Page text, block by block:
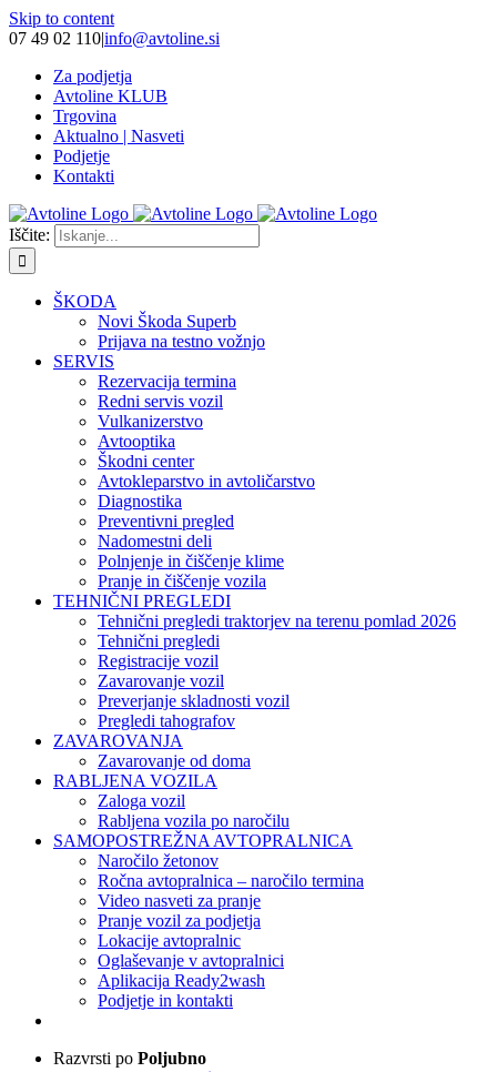
Skip to content
07 49 02 110|info@avtoline.si
Za podjetja
Avtoline KLUB
Trgovina
Aktualno | Nasveti
Podjetje
Kontakti
Iščite:
ŠKODA
Novi Škoda Superb
Prijava na testno vožnjo
SERVIS
Rezervacija termina
Redni servis vozil
Vulkanizerstvo
Avtooptika
Škodni center
Avtokleparstvo in avtoličarstvo
Diagnostika
Preventivni pregled
Nadomestni deli
Polnjenje in čiščenje klime
Pranje in čiščenje vozila
TEHNIČNI PREGLEDI
Tehnični pregledi traktorjev na terenu pomlad 2026
Tehnični pregledi
Registracije vozil
Zavarovanje vozil
Preverjanje skladnosti vozil
Pregledi tahografov
ZAVAROVANJA
Zavarovanje od doma
RABLJENA VOZILA
Zaloga vozil
Rabljena vozila po naročilu
SAMOPOSTREŽNA AVTOPRALNICA
Naročilo žetonov
Ročna avtopralnica – naročilo termina
Video nasveti za pranje
Pranje vozil za podjetja
Lokacije avtopralnic
Oglaševanje v avtopralnici
Aplikacija Ready2wash
Podjetje in kontakti
Razvrsti po Poljubno